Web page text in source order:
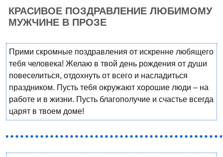
КРАСИВОЕ ПОЗДРАВЛЕНИЕ ЛЮБИМОМУ
МУЖЧИНЕ В ПРОЗЕ
Прими скромные поздравления от искренне любящего
тебя человека! Желаю в твой день рождения от души
повеселиться, отдохнуть от всего и насладиться
праздником. Пусть тебя окружают хорошие люди – на
работе и в жизни. Пусть благополучие и счастье всегда
царят в твоем доме!